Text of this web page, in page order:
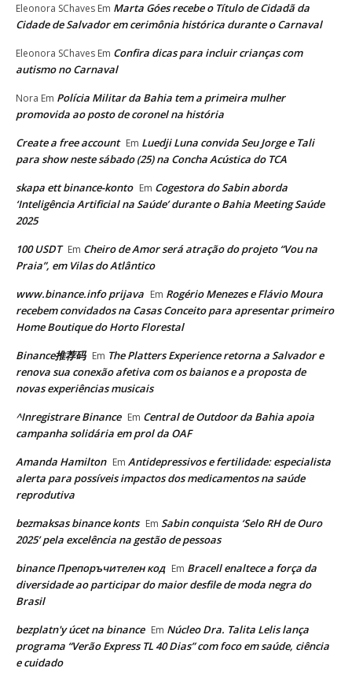
Eleonora SChaves Em Marta Góes recebe o Título de Cidadã da
Cidade de Salvador em cerimônia histórica durante o Carnaval
Eleonora SChaves Em Confira dicas para incluir crianças com
autismo no Carnaval
Nora Em Polícia Militar da Bahia tem a primeira mulher
promovida ao posto de coronel na história
Create a free account Em Luedji Luna convida Seu Jorge e Tali
para show neste sábado (25) na Concha Acústica do TCA
skapa ett binance-konto Em Cogestora do Sabin aborda
‘Inteligência Artificial na Saúde’ durante o Bahia Meeting Saúde
2025
100 USDT Em Cheiro de Amor será atração do projeto “Vou na
Praia”, em Vilas do Atlântico
www.binance.info prijava Em Rogério Menezes e Flávio Moura
recebem convidados na Casas Conceito para apresentar primeiro
Home Boutique do Horto Florestal
Binance推荐码 Em The Platters Experience retorna a Salvador e
renova sua conexão afetiva com os baianos e a proposta de
novas experiências musicais
^Inregistrare Binance Em Central de Outdoor da Bahia apoia
campanha solidária em prol da OAF
Amanda Hamilton Em Antidepressivos e fertilidade: especialista
alerta para possíveis impactos dos medicamentos na saúde
reprodutiva
bezmaksas binance konts Em Sabin conquista ‘Selo RH de Ouro
2025’ pela excelência na gestão de pessoas
binance Препоръчителен код Em Bracell enaltece a força da
diversidade ao participar do maior desfile de moda negra do
Brasil
bezplatn'y úcet na binance Em Núcleo Dra. Talita Lelis lança
programa “Verão Express TL 40 Dias” com foco em saúde, ciência
e cuidado